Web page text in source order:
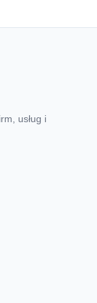
usług i